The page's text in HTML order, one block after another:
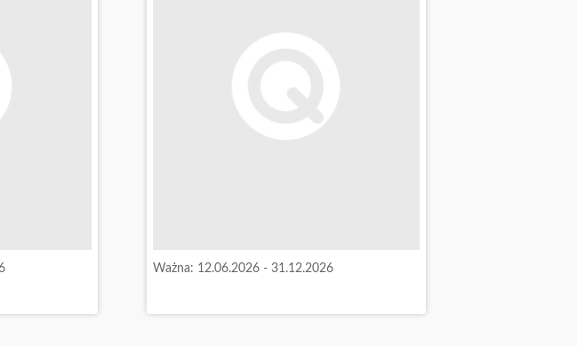
Ważna: 12.06.2026 - 31.12.2026